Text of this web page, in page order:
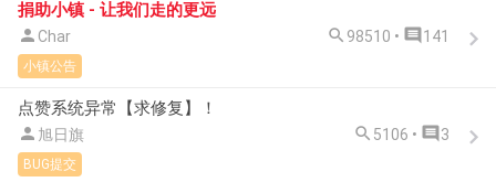
捐助小镇 - 让我们走的更远
 Char  98510 •  141
小镇公告
点赞系统异常【求修复】！
 旭日旗  5106 •  3
BUG提交